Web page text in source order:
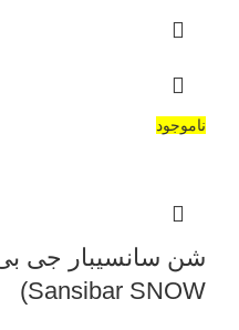
ناموجود
Sansibar SNOW)